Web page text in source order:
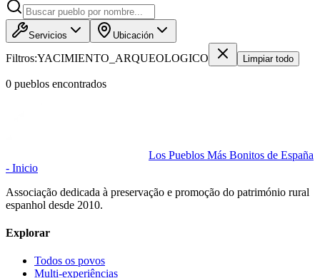
Servicios Ubicación
Filtros:YACIMIENTO_ARQUEOLOGICO Limpiar todo
0 pueblos encontrados
Los Pueblos Más Bonitos de España
- Inicio
Associação dedicada à preservação e promoção do património rural
espanhol desde 2010.
Explorar
Todos os povos
Multi-experiências